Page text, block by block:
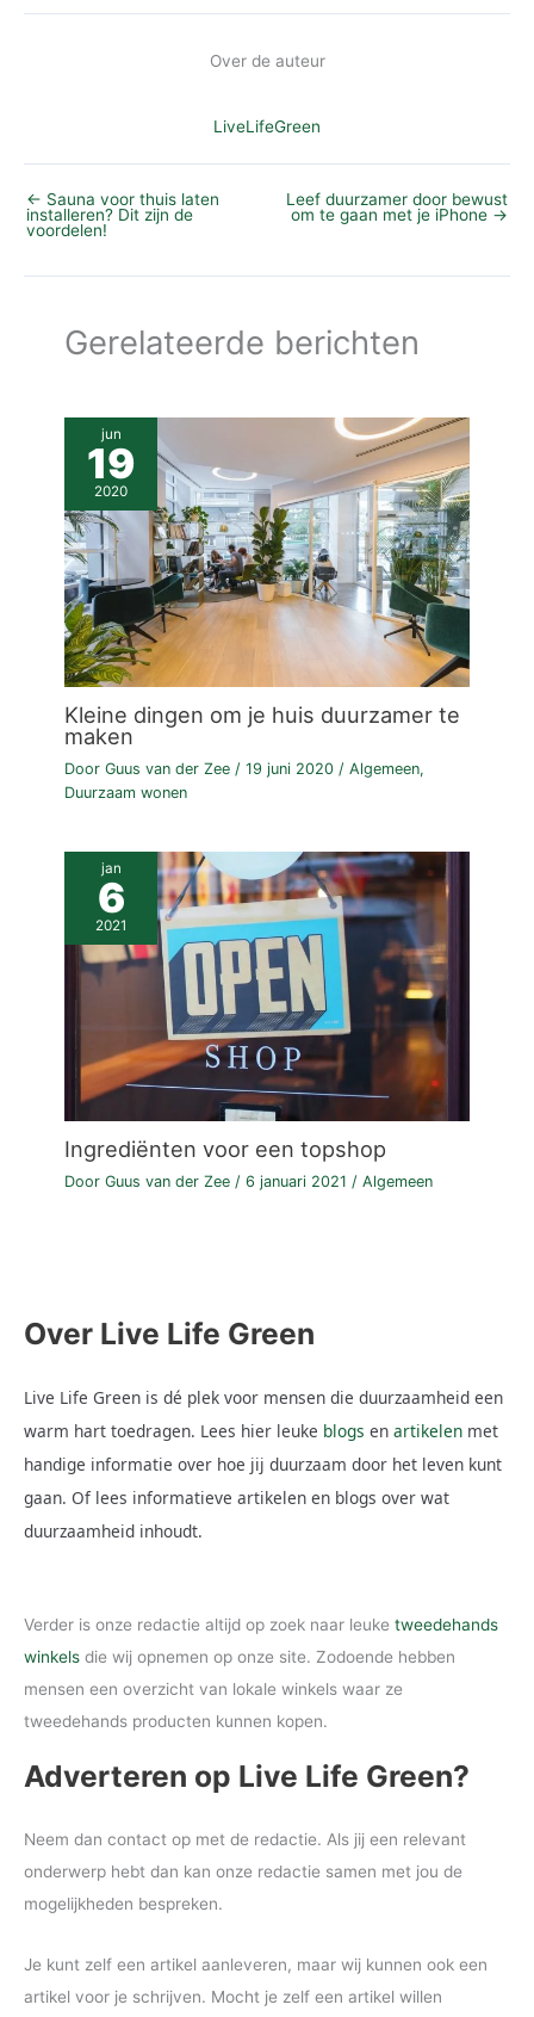
Over de auteur
LiveLifeGreen
← Sauna voor thuis laten
installeren? Dit zijn de
voordelen!
Leef duurzamer door bewust
om te gaan met je iPhone →
Gerelateerde berichten
jun
19
2020
Kleine dingen om je huis duurzamer te
maken
DoorGuus van der Zee/19 juni 2020/Algemeen,
Duurzaam wonen
jan
6
2021
Ingrediënten voor een topshop
DoorGuus van der Zee /6 januari 2021 /Algemeen
Over Live Life Green
Live Life Green is dé plek voor mensen die duurzaamheid een
warm hart toedragen. Lees hier leuke blogs en artikelen met
handige informatie over hoe jij duurzaam door het leven kunt
gaan. Of lees informatieve artikelen en blogs over wat
duurzaamheid inhoudt.
Verder is onze redactie altijd op zoek naar leuke tweedehands
winkels die wij opnemen op onze site. Zodoende hebben
mensen een overzicht van lokale winkels waar ze
tweedehands producten kunnen kopen.
Adverteren op Live Life Green?
Neem dan contact op met de redactie. Als jij een relevant
onderwerp hebt dan kan onze redactie samen met jou de
mogelijkheden bespreken.
Je kunt zelf een artikel aanleveren, maar wij kunnen ook een
artikel voor je schrijven. Mocht je zelf een artikel willen